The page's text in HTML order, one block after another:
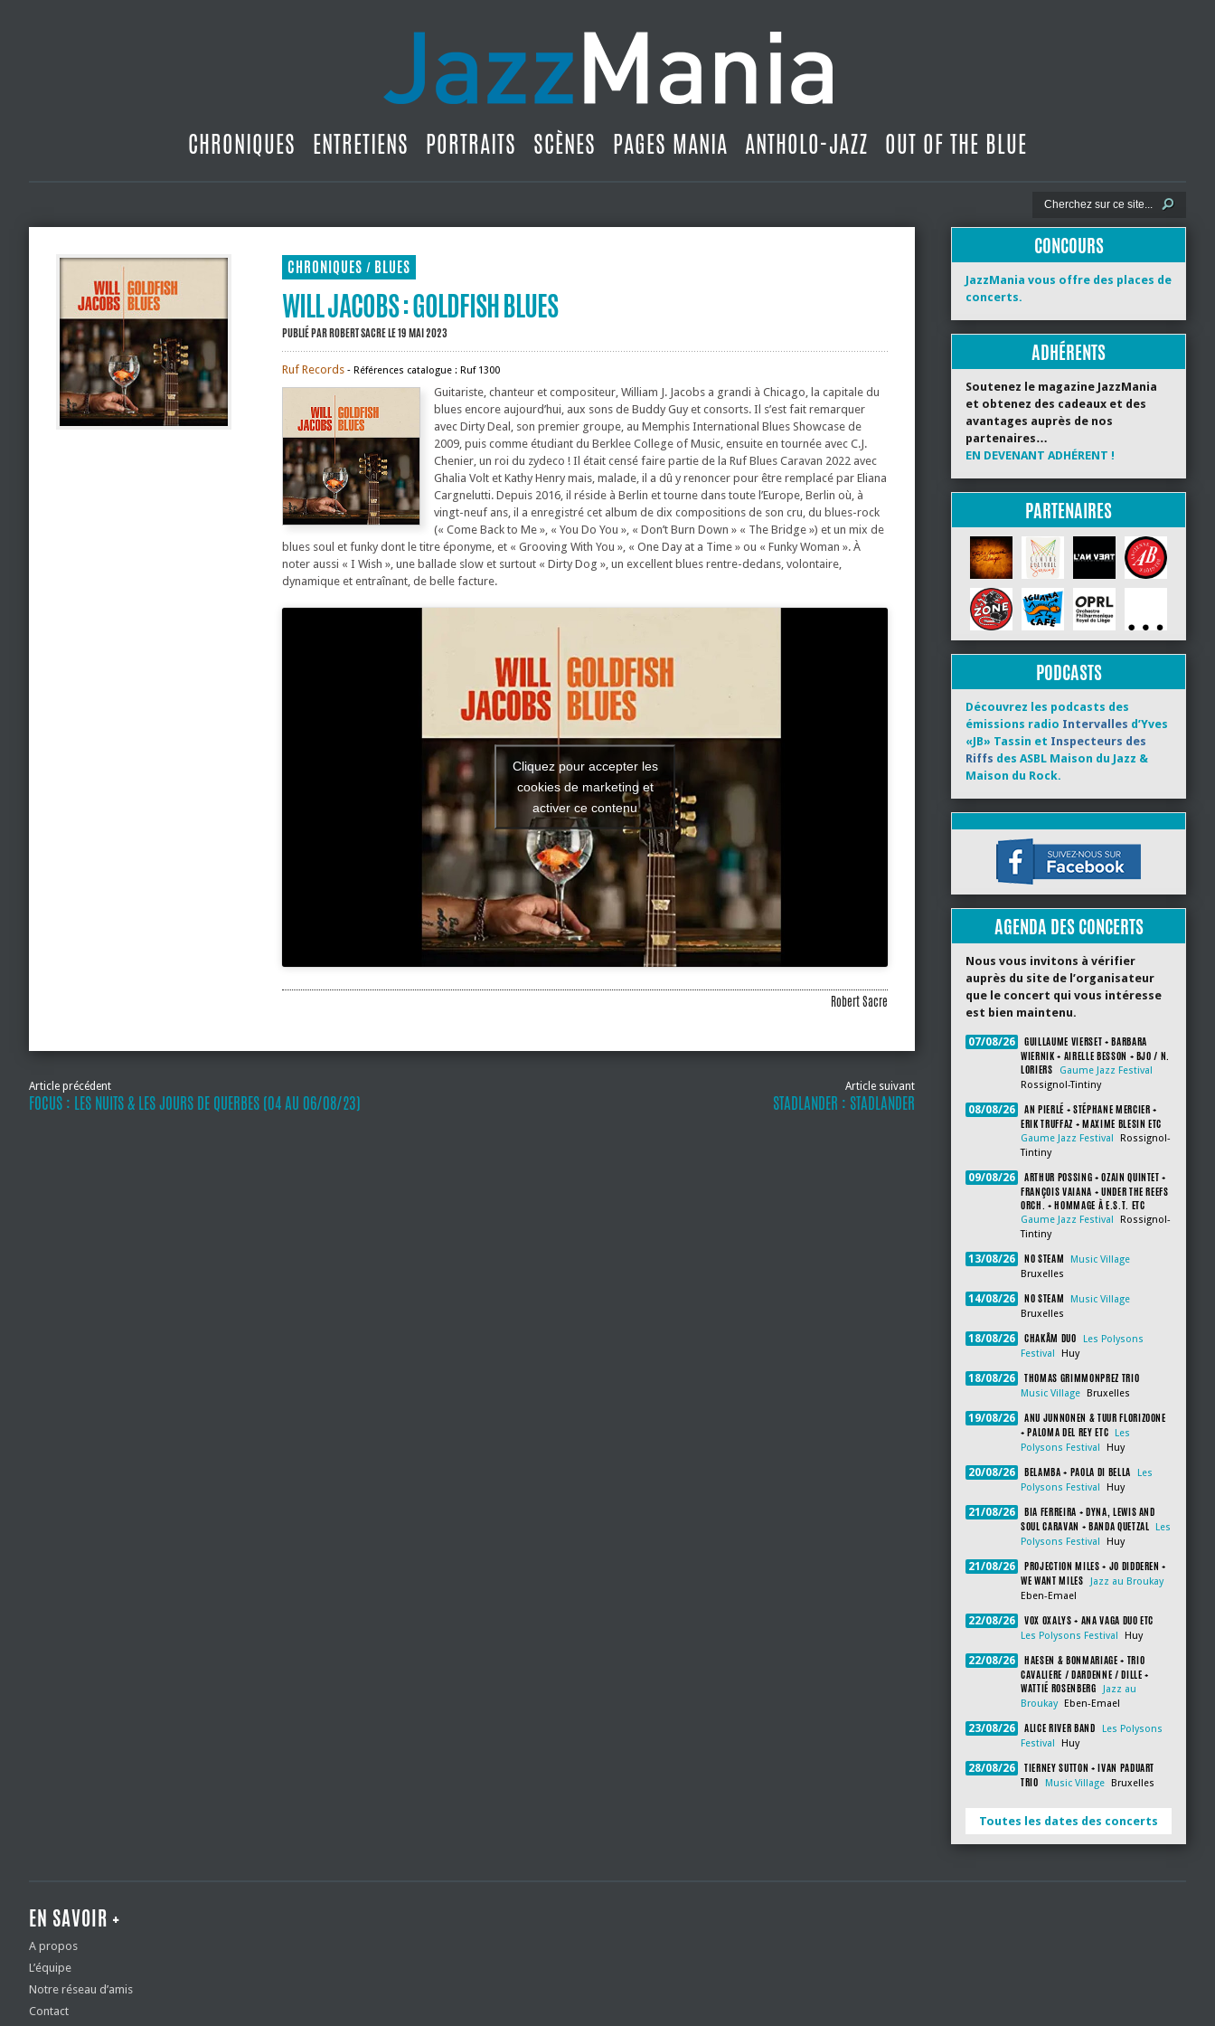
CHRONIQUES ENTRETIENS PORTRAITS SCÈNES PAGES MANIA ANTHOLO-JAZZ OUT OF THE BLUE
CHRONIQUES / BLUES
WILL JACOBS : GOLDFISH BLUES
PUBLIÉ PARROBERT SACRELE 19 MAI 2023
Ruf Records ‐ Références catalogue : Ruf 1300
Guitariste, chanteur et compositeur, William J. Jacobs a grandi à Chicago, la capitale du
blues encore aujourd’hui, aux sons de Buddy Guy et consorts. Il s’est fait remarquer
avec Dirty Deal, son premier groupe, au Memphis International Blues Showcase de
2009, puis comme étudiant du Berklee College of Music, ensuite en tournée avec C.J.
Chenier, un roi du zydeco ! Il était censé faire partie de la Ruf Blues Caravan 2022 avec
Ghalia Volt et Kathy Henry mais, malade, il a dû y renoncer pour être remplacé par Eliana
Cargnelutti. Depuis 2016, il réside à Berlin et tourne dans toute l’Europe, Berlin où, à
vingt-neuf ans, il a enregistré cet album de dix compositions de son cru, du blues-rock
(« Come Back to Me », « You Do You », « Don’t Burn Down » « The Bridge ») et un mix de
blues soul et funky dont le titre éponyme, et « Grooving With You », « One Day at a Time » ou « Funky Woman ». À
noter aussi « I Wish », une ballade slow et surtout « Dirty Dog », un excellent blues rentre-dedans, volontaire,
dynamique et entraînant, de belle facture.
Cliquez pour accepter les
cookies de marketing et
activer ce contenu
Robert Sacre
Article précédent
FOCUS : LES NUITS & LES JOURS DE QUERBES (04 AU 06/08/23)
Article suivant
STADLANDER : STADLANDER
CONCOURS
JazzMania vous offre des places de
concerts.
ADHÉRENTS
Soutenez le magazine JazzMania
et obtenez des cadeaux et des
avantages auprès de nos
partenaires…
EN DEVENANT ADHÉRENT !
PARTENAIRES
PODCASTS
Découvrez les podcasts des
émissions radio Intervalles d’Yves
«JB» Tassin et Inspecteurs des
Riffs des ASBL Maison du Jazz &
Maison du Rock.
AGENDA DES CONCERTS
Nous vous invitons à vérifier
auprès du site de l’organisateur
que le concert qui vous intéresse
est bien maintenu.
07/08/26
GUILLAUME VIERSET + BARBARA
WIERNIK + AIRELLE BESSON + BJO / N.
LORIERS
Gaume Jazz Festival
Rossignol-Tintiny
08/08/26
AN PIERLÉ + STÉPHANE MERCIER +
ERIK TRUFFAZ + MAXIME BLESIN ETC
Gaume Jazz Festival
Rossignol-
Tintiny
09/08/26
ARTHUR POSSING + OZAIN QUINTET +
FRANÇOIS VAIANA + UNDER THE REEFS
ORCH. + HOMMAGE À E.S.T. ETC
Gaume Jazz Festival
Rossignol-
Tintiny
13/08/26 NO STEAM
Music Village
Bruxelles
14/08/26 NO STEAM
Music Village
Bruxelles
18/08/26 CHAKÂM DUO
Les Polysons
Festival
Huy
18/08/26 THOMAS GRIMMONPREZ TRIO
Music Village Bruxelles
19/08/26
ANU JUNNONEN & TUUR FLORIZOONE
+ PALOMA DEL REY ETC
Les
Polysons Festival
Huy
20/08/26 BELAMBA + PAOLA DI BELLA
Les
Polysons Festival
Huy
21/08/26
BIA FERREIRA + DYNA, LEWIS AND
SOUL CARAVAN + BANDA QUETZAL
Les
Polysons Festival
Huy
21/08/26
PROJECTION MILES + JO DIDDEREN +
WE WANT MILES
Jazz au Broukay
Eben-Emael
22/08/26 VOX OXALYS + ANA VAGA DUO ETC
Les Polysons Festival Huy
22/08/26
HAESEN & BONMARIAGE + TRIO
CAVALIERE / DARDENNE / DILLE +
WATTIÉ ROSENBERG
Jazz au
Broukay
Eben-Emael
23/08/26 ALICE RIVER BAND
Les Polysons
Festival
Huy
28/08/26
TIERNEY SUTTON + IVAN PADUART
TRIO
Music Village Bruxelles
Toutes les dates des concerts
EN SAVOIR +
A propos
L’équipe
Notre réseau d’amis
Contact